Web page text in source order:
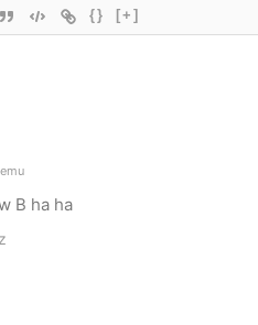
{} [+]
B ha ha